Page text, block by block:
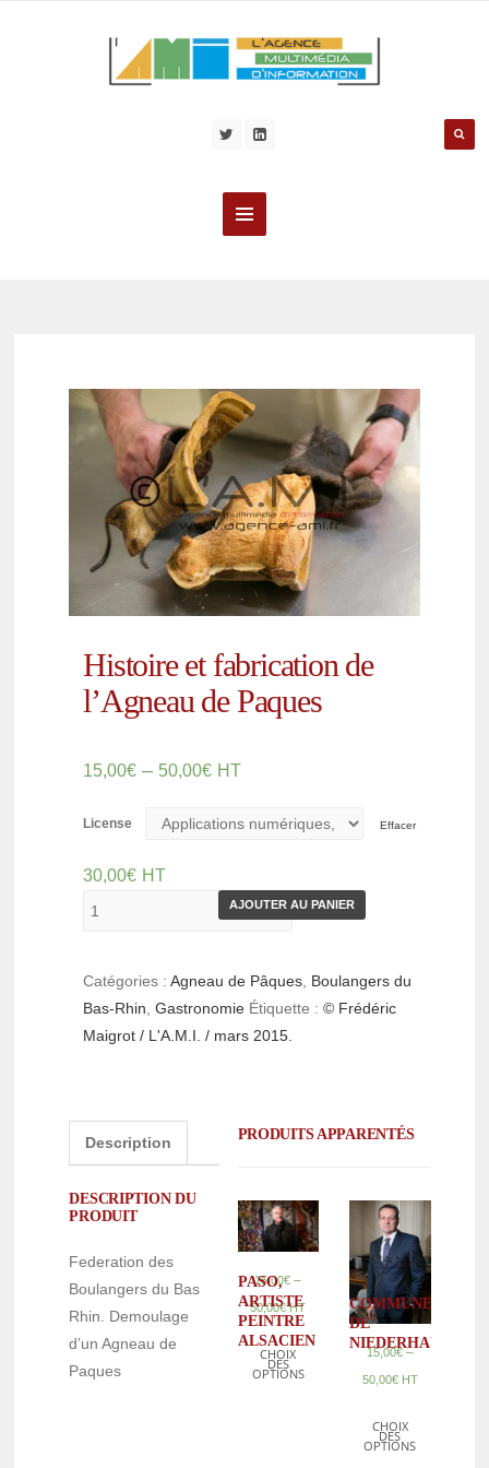
Histoire et fabrication de
l’Agneau de Paques
15,00€ – 50,00€ HT
License Effacer
30,00€ HT
AJOUTER AU PANIER
Catégories :Agneau de Pâques, Boulangers du
Bas-Rhin,Gastronomie Étiquette :© Frédéric
Maigrot / L'A.M.I. / mars 2015.
Description
DESCRIPTION DU
PRODUIT
Federation des
Boulangers du Bas
Rhin. Demoulage
d’un Agneau de
Paques
PRODUITS APPARENTÉS
PASO,
ARTISTE
PEINTRE
ALSACIEN
15,00€ –
50,00€ HT
CHOIX
DES
OPTIONS
COMMUNE
DE
15,00€–
50,00€ HT
CHOIX
DES
OPTIONS